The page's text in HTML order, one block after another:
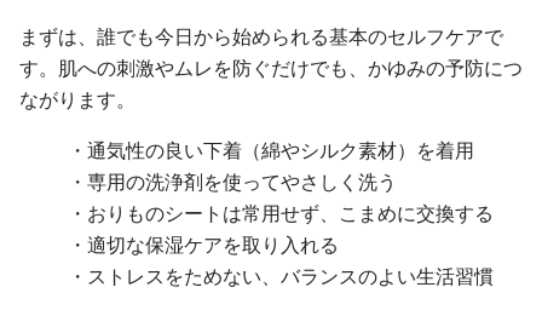
まずは、誰でも今日から始められる基本のセルフケアで
す。肌への刺激やムレを防ぐだけでも、かゆみの予防につ
ながります。
・通気性の良い下着（綿やシルク素材）を着用
・専用の洗浄剤を使ってやさしく洗う
・おりものシートは常用せず、こまめに交換する
・適切な保湿ケアを取り入れる
・ストレスをためない、バランスのよい生活習慣